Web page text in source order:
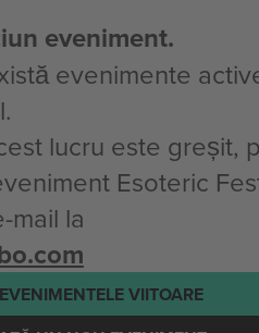
eveniment.
evenimente
lucru este greșit,
Esoteric
mail la
VIITOARE